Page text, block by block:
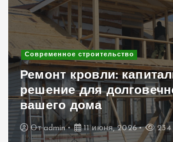
Современное строительство
Клинкерный кирпич в
интерьера и
для уникального дома
Отadmin 6 июня, 2026 253